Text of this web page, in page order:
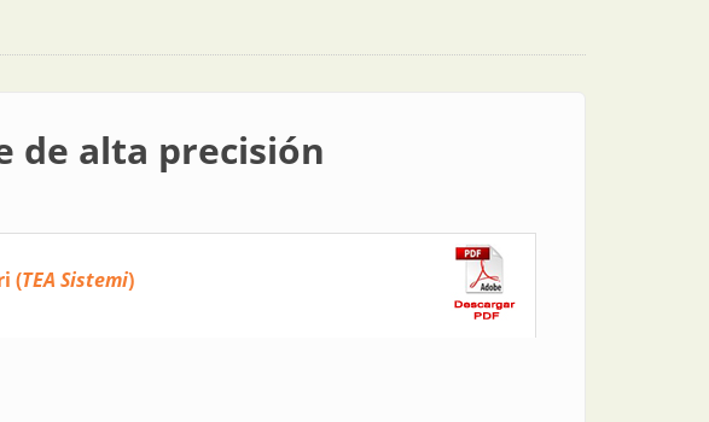
de alta precisión
(TEA Sistemi)